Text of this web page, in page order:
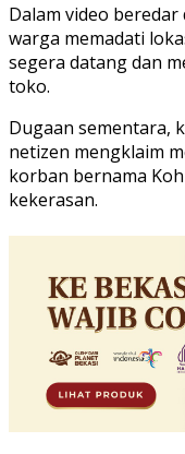
Dalam video
warga memadati
segera datang dan
toko.
Dugaan sementara,
netizen mengklaim
korban bernama
kekerasan.